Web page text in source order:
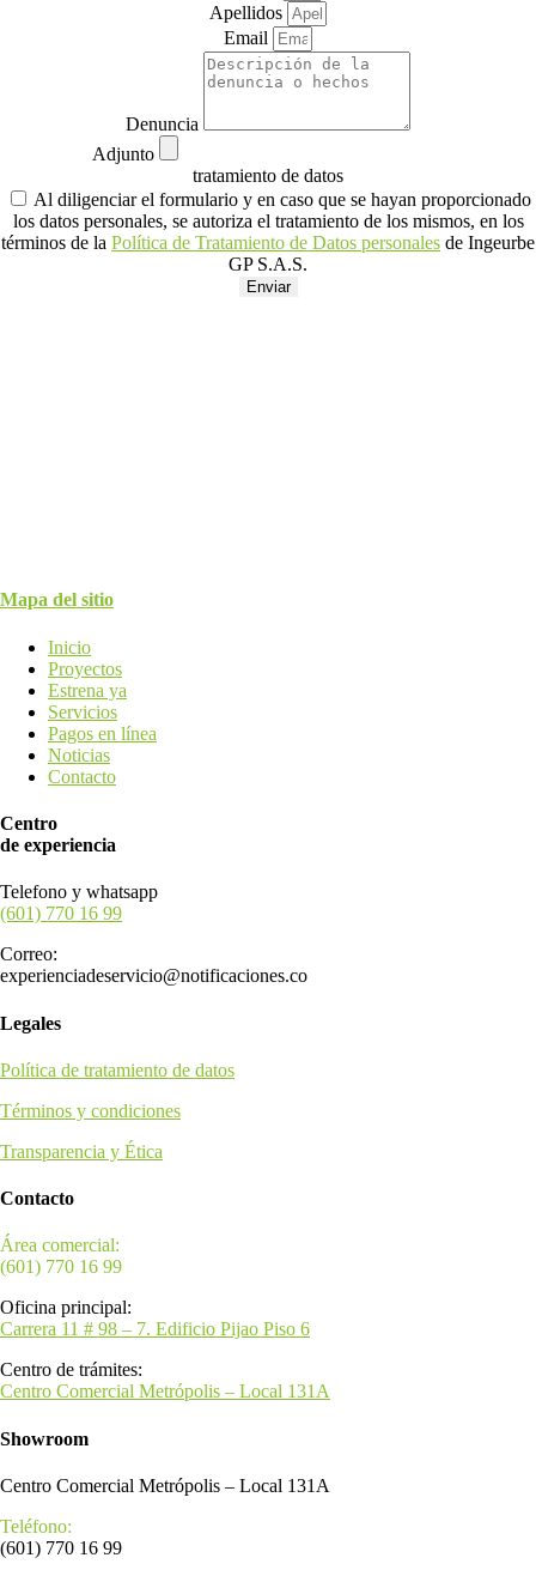
Apellidos
Email
Denuncia
Adjunto
tratamiento de datos
Al diligenciar el formulario y en caso que se hayan proporcionado
los datos personales, se autoriza el tratamiento de los mismos, en los
términos de la Política de Tratamiento de Datos personales de Ingeurbe
GP S.A.S.
Enviar
Mapa del sitio
Inicio
Proyectos
Estrena ya
Servicios
Pagos en línea
Noticias
Contacto
Centro
de experiencia
Telefono y whatsapp
(601) 770 16 99
Correo:
experienciadeservicio@notificaciones.co
Legales
Política de tratamiento de datos
Términos y condiciones
Transparencia y Ética
Contacto
Área comercial:
(601) 770 16 99
Oficina principal:
Carrera 11 # 98 – 7. Edificio Pijao Piso 6
Centro de trámites:
Centro Comercial Metrópolis – Local 131A
Showroom
Centro Comercial Metrópolis – Local 131A
Teléfono:
(601) 770 16 99